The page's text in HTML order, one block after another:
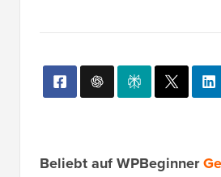
Beliebt auf WPBeginner